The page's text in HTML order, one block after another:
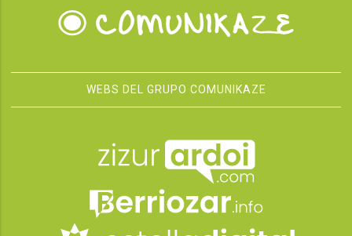
WEBS DEL GRUPO COMUNIKAZE